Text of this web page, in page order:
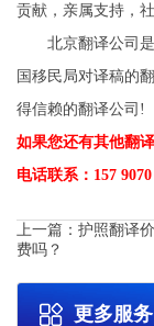
贡献，亲属支持，
北京翻译公司是
国移民局对译稿的
得信赖的翻译公司!
如果您还有其他翻
电话联系：157 9070
上一篇： 护照翻译
费吗？
更多服务